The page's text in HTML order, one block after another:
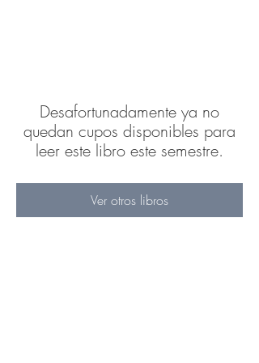
Desafortunadamente ya no
quedan cupos disponibles para
leer este libro este semestre.
Ver otros libros